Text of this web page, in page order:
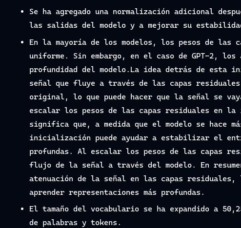
Se ha agregado una normalización adicional
las salidas del modelo y a mejorar su
En la mayoría de los modelos, los pesos de
uniforme. Sin embargo, en el caso de GPT-2,
profundidad del modelo.La idea detrás de esta
señal que fluye a través de las capas
original, lo que puede hacer que la señal se
escalar los pesos de las capas residuales en
significa que, a medida que el modelo se hace
inicialización puede ayudar a estabilizar el
profundas. Al escalar los pesos de las capas
flujo de la señal a través del modelo. En
atenuación de la señal en las capas
aprender representaciones más profundas.
El tamaño del vocabulario se ha expandido a
de palabras y tokens.